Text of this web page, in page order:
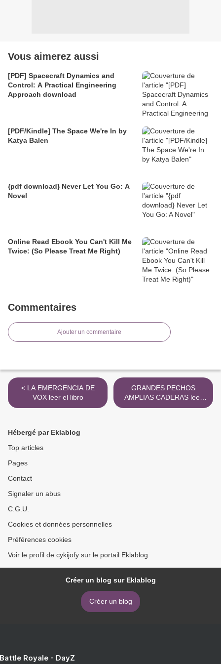
Vous aimerez aussi
[PDF] Spacecraft Dynamics and
Control: A Practical Engineering
Approach download
[PDF/Kindle] The Space We're In by
Katya Balen
{pdf download} Never Let You Go: A
Novel
Online Read Ebook You Can't Kill Me
Twice: (So Please Treat Me Right)
Commentaires
Ajouter un commentaire
< LA EMERGENCIA DE
VOX leer el libro
GRANDES PECHOS
AMPLIAS CADERAS leer
epub gratis >
Hébergé par Eklablog
Top articles
Pages
Contact
Signaler un abus
C.G.U.
Cookies et données personnelles
Préférences cookies
Voir le profil de cykijofy sur le portail Eklablog
Créer un blog sur Eklablog
Créer un blog
Royale - DayZ